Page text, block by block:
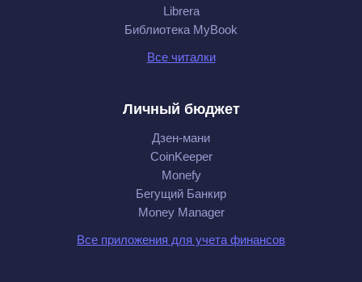
Librera
Библиотека MyBook
Все читалки
Личный бюджет
Дзен-мани
CoinKeeper
Monefy
Бегущий Банкир
Money Manager
Все приложения для учета финансов